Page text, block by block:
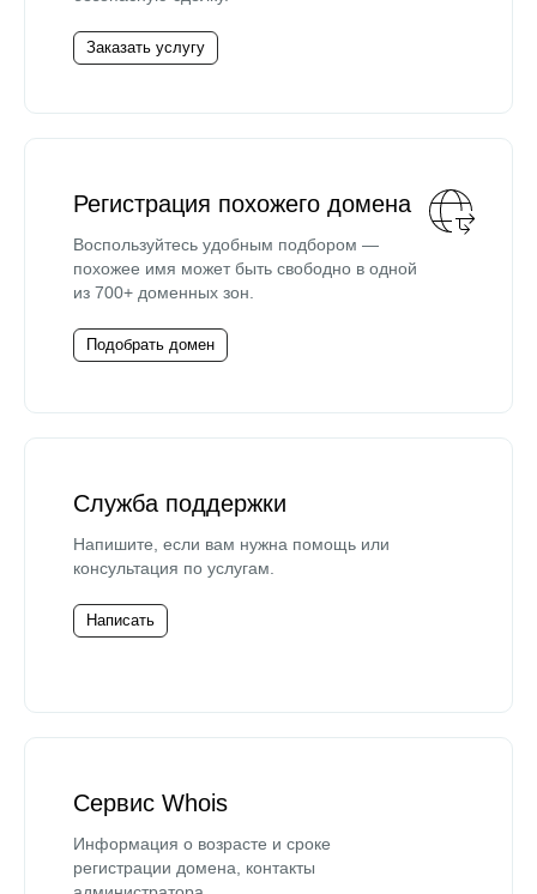
Заказать услугу
Регистрация похожего домена
Воспользуйтесь удобным подбором —
похожее имя может быть свободно в одной
из 700+ доменных зон.
Подобрать домен
Служба поддержки
Напишите, если вам нужна помощь или
консультация по услугам.
Написать
Сервис Whois
Информация о возрасте и сроке
регистрации домена, контакты